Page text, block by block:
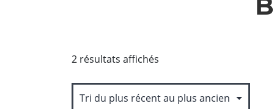
2 résultats affichés